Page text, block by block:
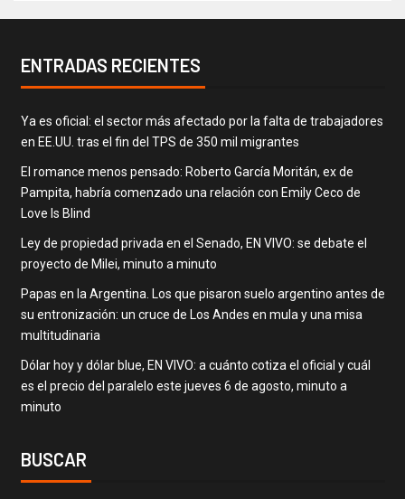
ENTRADAS RECIENTES
Ya es oficial: el sector más afectado por la falta de trabajadores
en EE.UU. tras el fin del TPS de 350 mil migrantes
El romance menos pensado: Roberto García Moritán, ex de
Pampita, habría comenzado una relación con Emily Ceco de
Love Is Blind
Ley de propiedad privada en el Senado, EN VIVO: se debate el
proyecto de Milei, minuto a minuto
Papas en la Argentina. Los que pisaron suelo argentino antes de
su entronización: un cruce de Los Andes en mula y una misa
multitudinaria
Dólar hoy y dólar blue, EN VIVO: a cuánto cotiza el oficial y cuál
es el precio del paralelo este jueves 6 de agosto, minuto a
minuto
BUSCAR